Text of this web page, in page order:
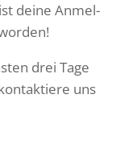
deine Anmel­
drei Tage
uns